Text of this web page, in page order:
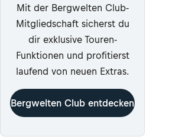
Mit der Bergwelten Club-
Mitgliedschaft sicherst du
dir exklusive Touren-
Funktionen und profitierst
laufend von neuen Extras.
Bergwelten Club entdecken